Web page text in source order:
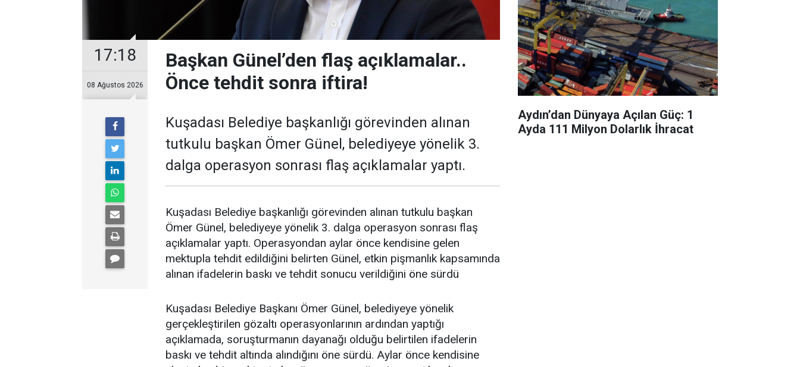
17:18
08 Ağustos 2026
Başkan Günel’den flaş açıklamalar..
Önce tehdit sonra iftira!
Kuşadası Belediye başkanlığı görevinden alınan
tutkulu başkan Ömer Günel, belediyeye yönelik 3.
dalga operasyon sonrası flaş açıklamalar yaptı.
Kuşadası Belediye başkanlığı görevinden alınan tutkulu başkan
Ömer Günel, belediyeye yönelik 3. dalga operasyon sonrası flaş
açıklamalar yaptı. Operasyondan aylar önce kendisine gelen
mektupla tehdit edildiğini belirten Günel, etkin pişmanlık kapsamında
alınan ifadelerin baskı ve tehdit sonucu verildiğini öne sürdü
Kuşadası Belediye Başkanı Ömer Günel, belediyeye yönelik
gerçekleştirilen gözaltı operasyonlarının ardından yaptığı
açıklamada, soruşturmanın dayanağı olduğu belirtilen ifadelerin
baskı ve tehdit altında alındığını öne sürdü. Aylar önce kendisine
Aydın’dan Dünyaya Açılan Güç: 1
Ayda 111 Milyon Dolarlık İhracat